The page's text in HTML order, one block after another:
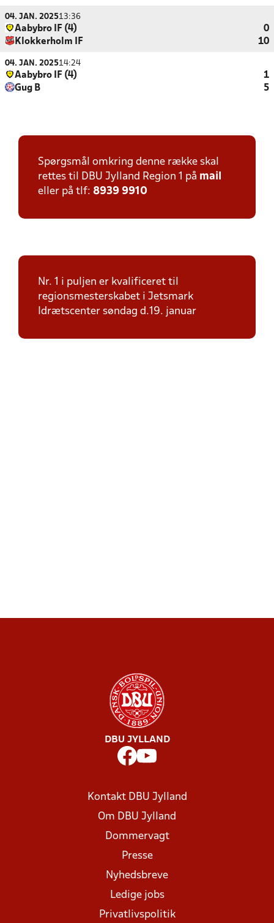
04. JAN. 202513:36
Aabybro IF (4)
0
Klokkerholm IF
10
04. JAN. 202514:24
Aabybro IF (4)
1
Gug B
5
Spørgsmål omkring denne række skal
rettes til DBU Jylland Region 1 på mail
eller på tlf: 8939 9910
Nr. 1 i puljen er kvalificeret til
regionsmesterskabet i Jetsmark
Idrætscenter søndag d.19. januar
DBU JYLLAND
Kontakt DBU Jylland
Om DBU Jylland
Dommervagt
Presse
Nyhedsbreve
Ledige jobs
Privatlivspolitik